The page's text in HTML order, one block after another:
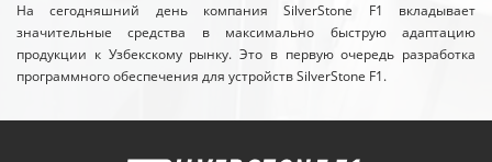
На сегодняшний день компания SilverStone F1 вкладывает
значительные средства в максимально быструю адаптацию
продукции к Узбекскому рынку. Это в первую очередь разработка
программного обеспечения для устройств SilverStone F1.